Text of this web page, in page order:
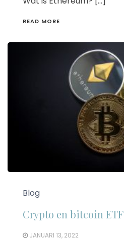
READ MORE
Blog
Crypto en bitcoin ETF
JANUARI 13, 2022